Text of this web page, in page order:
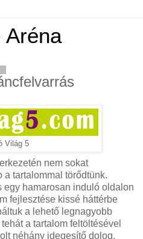
Aréna
Világ 5
nem sokat
tartalommal törődtünk.
egy hamarosan induló oldalon
fejlesztése kissé háttérbe
a lehető legnagyobb
a tartalom feltöltésével
néhány idegesítő dolog,